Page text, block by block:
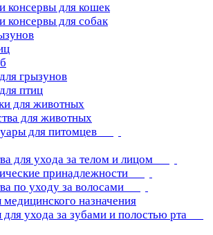
консервы для кошек
консервы для собак
грызунов
птиц
для животных
для животных
для питомцев
для ухода за телом и лицом
принадлежности
по уходу за волосами
назначения
ухода за зубами и полостью рта